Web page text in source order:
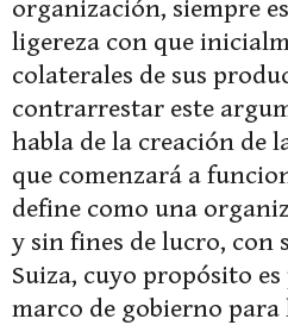
organización, siempre
ligereza con que
colaterales de sus
contrarrestar este
habla de la creación de
que comenzará a
define como una
y sin fines de lucro, con
Suiza, cuyo propósito
marco de gobierno para